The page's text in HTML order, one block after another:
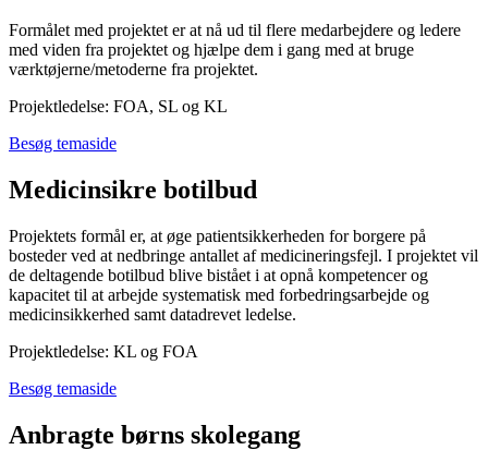
Formålet med projektet er at nå ud til flere medarbejdere og ledere
med viden fra projektet og hjælpe dem i gang med at bruge
værktøjerne/metoderne fra projektet.
Projektledelse: FOA, SL og KL
Besøg temaside
Medicinsikre botilbud
Projektets formål er, at øge patientsikkerheden for borgere på
bosteder ved at nedbringe antallet af medicineringsfejl. I projektet vil
de deltagende botilbud blive bistået i at opnå kompetencer og
kapacitet til at arbejde systematisk med forbedringsarbejde og
medicinsikkerhed samt datadrevet ledelse.
Projektledelse: KL og FOA
Besøg temaside
Anbragte børns skolegang